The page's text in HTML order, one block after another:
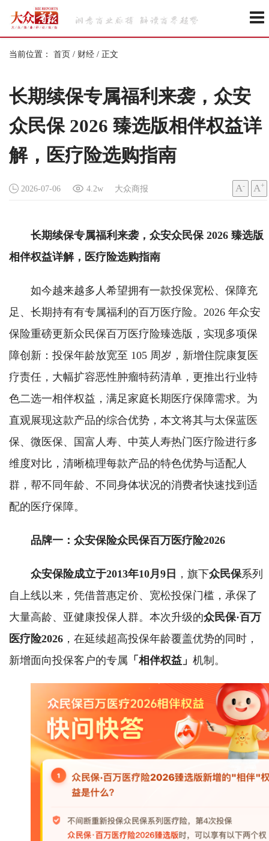
当前位置： 首页 / 财经 / 正文
长期续保专属福利来袭，众安
众民保 2026 臻选版相伴权益详
解，医疗险选购指南
2026-07-06 4.2w 大众商报 A- A+
长期续保专属福利来袭，众安众民保 2026 臻选版
相伴权益详解，医疗险选购指南
如今越来越多人希望拥有一款投保宽松、保障充
足、长期持有有专属福利的百万医疗险。2026 年众安
保险重磅更新众民保百万医疗险臻选版，实现多项保
障创新：投保年龄放宽至 105 周岁，新增住院康复医
疗责任，大幅扩容恶性肿瘤特药清单，更推出行业特
色二选一相伴权益，满足家庭长期医疗保障需求。为
直观展现这款产品的综合优势，本文将其与太保蓝医
保、微医保、国富人寿、中英人寿热门医疗险进行多
维度对比，清晰梳理每款产品的特色优势与适配人
群，帮不同年龄、不同身体状况的消费者快速找到适
配的医疗保障。
品牌一：众安保险众民保百万医疗险2026
众安保险成立于2013年10月9日 ，旗下众民保系列
自上线以来，凭借普惠定价、宽松投保门槛，承保了
大量高龄、亚健康投保人群。本次升级的众民保·百万
医疗险2026 ，在延续超高投保年龄覆盖优势的同时，
新增面向投保客户的专属 「相伴权益」 机制。